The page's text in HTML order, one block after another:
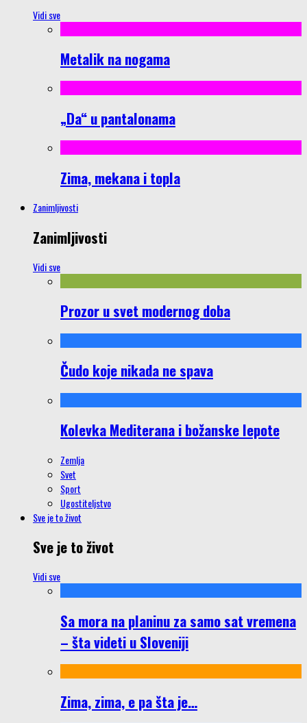
Vidi sve
Metalik na nogama
„Da“ u pantalonama
Zima, mekana i topla
Zanimljivosti
Zanimljivosti
Vidi sve
Prozor u svet modernog doba
Čudo koje nikada ne spava
Kolevka Mediterana i božanske lepote
Zemlja
Svet
Sport
Ugostiteljstvo
Sve je to život
Sve je to život
Vidi sve
Sa mora na planinu za samo sat vremena
– šta videti u Sloveniji
Zima, zima, e pa šta je…